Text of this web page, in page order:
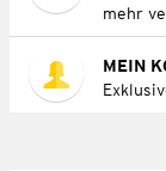
mehr
MEIN